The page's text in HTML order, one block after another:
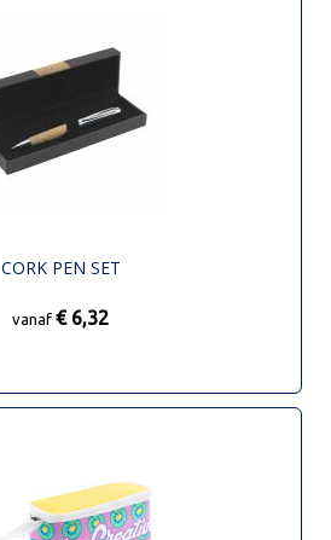
CORK PEN SET
vanaf € 6,32